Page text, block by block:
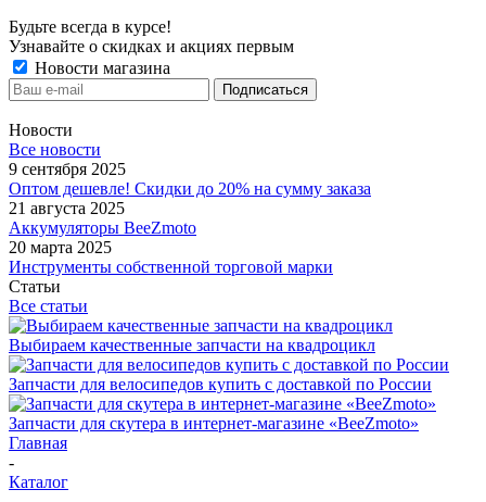
Будьте всегда в курсе!
Узнавайте о скидках и акциях первым
Новости магазина
Новости
Все новости
9 сентября 2025
Оптом дешевле! Скидки до 20% на сумму заказа
21 августа 2025
Аккумуляторы BeeZmoto
20 марта 2025
Инструменты собственной торговой марки
Статьи
Все статьи
Выбираем качественные запчасти на квадроцикл
Запчасти для велосипедов купить с доставкой по России
Запчасти для скутера в интернет-магазине «BeeZmoto»
Главная
-
Каталог